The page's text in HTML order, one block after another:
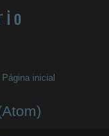
Página inicial